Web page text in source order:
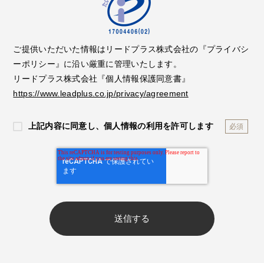
ご提供いただいた情報はリードプラス株式会社の『プライバシ
ーポリシー』に沿い厳重に管理いたします。
リードプラス株式会社『個人情報保護同意書』
https://www.leadplus.co.jp/privacy/agreement
上記内容に同意し、個人情報の利用を許可します